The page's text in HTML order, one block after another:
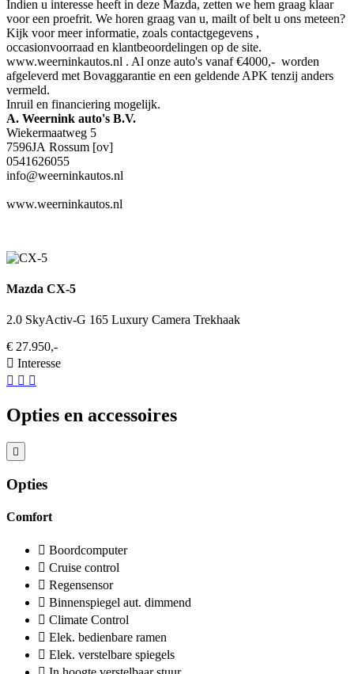
Indien u interesse heeft in deze Mazda, zetten we hem graag klaar
voor een proefrit. We horen graag van u, mailt of belt u ons meteen?
Kijk voor meer informatie, zoals contactgegevens ,
occasionvoorraad en klantbeoordelingen op de site.
www.weerninkautos.nl . Al onze auto's vanaf €4000,- worden
afgeleverd met Bovaggarantie en een geldende APK tenzij anders
vermeld.
Inruil en financiering mogelijk.
A. Weernink auto's B.V.
Wiekermaatweg 5
7596JA Rossum [ov]
0541626055
info@weerninkautos.nl
www.weerninkautos.nl
Mazda CX-5
2.0 SkyActiv-G 165 Luxury Camera Trekhaak
€ 27.950,-
Interesse
Opties en accessoires
Opties
Comfort
Boordcomputer
Cruise control
Regensensor
Binnenspiegel aut. dimmend
Climate Control
Elek. bedienbare ramen
Elek. verstelbare spiegels